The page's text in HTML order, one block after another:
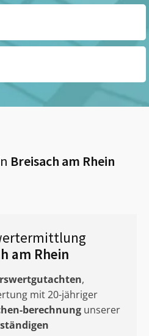
Breisach am Rhein
am Rhein
,
mit 20-jähriger
berechnung unserer